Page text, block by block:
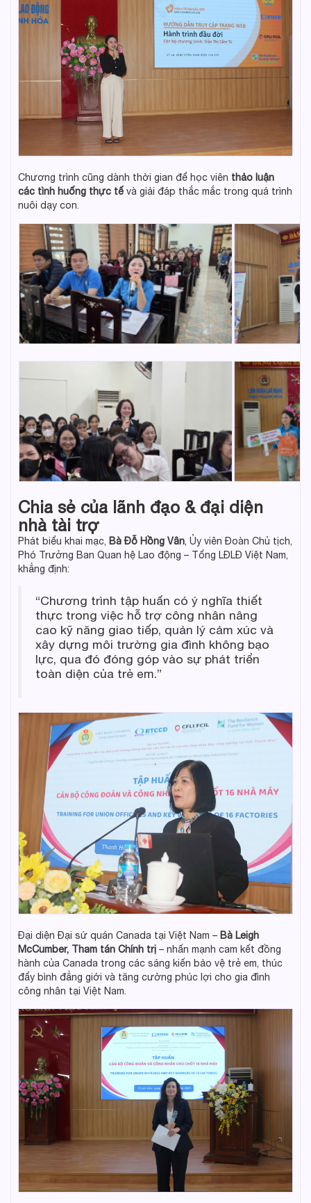
Chương trình cũng dành thời gian để học viên thảo luận
các tình huống thực tế và giải đáp thắc mắc trong quá trình
nuôi dạy con.
Chia sẻ của lãnh đạo & đại diện
nhà tài trợ
Phát biểu khai mạc, Bà Đỗ Hồng Vân, Ủy viên Đoàn Chủ tịch,
Phó Trưởng Ban Quan hệ Lao động – Tổng LĐLĐ Việt Nam,
khẳng định:
“Chương trình tập huấn có ý nghĩa thiết
thực trong việc hỗ trợ công nhân nâng
cao kỹ năng giao tiếp, quản lý cảm xúc và
xây dựng môi trường gia đình không bạo
lực, qua đó đóng góp vào sự phát triển
toàn diện của trẻ em.”
Đại diện Đại sứ quán Canada tại Việt Nam – Bà Leigh
McCumber, Tham tán Chính trị – nhấn mạnh cam kết đồng
hành của Canada trong các sáng kiến bảo vệ trẻ em, thúc
đẩy bình đẳng giới và tăng cường phúc lợi cho gia đình
công nhân tại Việt Nam.